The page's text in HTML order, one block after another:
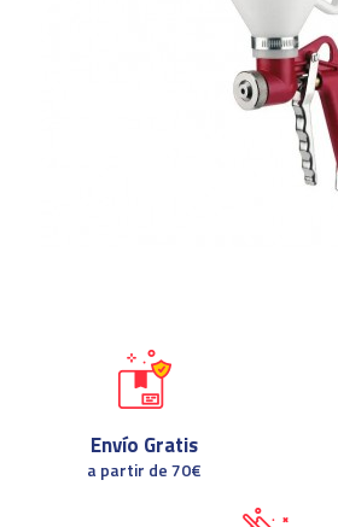
Envío Gratis
a partir de 70€